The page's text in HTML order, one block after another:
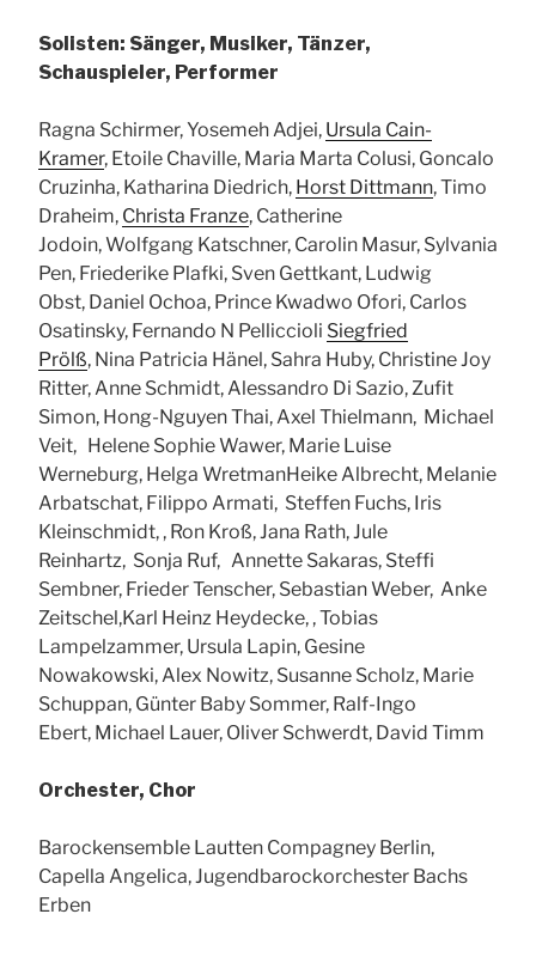
Solisten: Sänger, Musiker, Tänzer,
Schauspieler, Performer
Ragna Schirmer, Yosemeh Adjei, Ursula Cain-
Kramer, Etoile Chaville, Maria Marta Colusi, Goncalo
Cruzinha, Katharina Diedrich, Horst Dittmann, Timo
Draheim, Christa Franze, Catherine
Jodoin, Wolfgang Katschner, Carolin Masur, Sylvania
Pen, Friederike Plafki, Sven Gettkant, Ludwig
Obst, Daniel Ochoa, Prince Kwadwo Ofori, Carlos
Osatinsky, Fernando N Pelliccioli Siegfried
Prölß, Nina Patricia Hänel, Sahra Huby, Christine Joy
Ritter, Anne Schmidt, Alessandro Di Sazio, Zufit
Simon, Hong-Nguyen Thai, Axel Thielmann, Michael
Veit, Helene Sophie Wawer, Marie Luise
Werneburg, Helga WretmanHeike Albrecht, Melanie
Arbatschat, Filippo Armati, Steffen Fuchs, Iris
Kleinschmidt, , Ron Kroß, Jana Rath, Jule
Reinhartz, Sonja Ruf, Annette Sakaras, Steffi
Sembner, Frieder Tenscher, Sebastian Weber, Anke
Zeitschel,Karl Heinz Heydecke, , Tobias
Lampelzammer, Ursula Lapin, Gesine
Nowakowski, Alex Nowitz, Susanne Scholz, Marie
Schuppan, Günter Baby Sommer, Ralf-Ingo
Ebert, Michael Lauer, Oliver Schwerdt, David Timm
Orchester, Chor
Barockensemble Lautten Compagney Berlin,
Capella Angelica, Jugendbarockorchester Bachs
Erben